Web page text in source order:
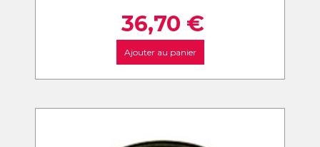
36,70 €
Ajouter au panier